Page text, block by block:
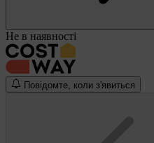
Не в наявності
Повідомте, коли з'явиться